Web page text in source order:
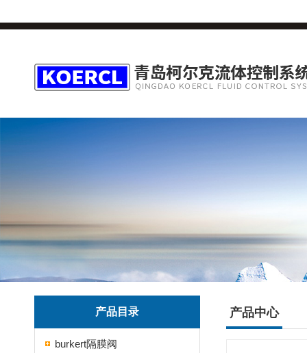
产品目录
burkert隔膜阀
产品中心